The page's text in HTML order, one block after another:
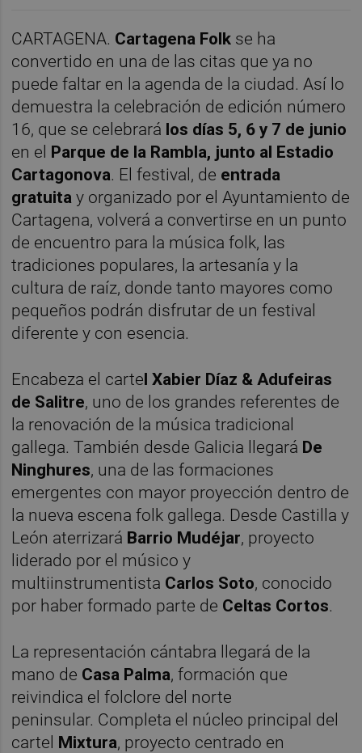
CARTAGENA. Cartagena Folk se ha
convertido en una de las citas que ya no
puede faltar en la agenda de la ciudad. Así lo
demuestra la celebración de edición número
16, que se celebrará los días 5, 6 y 7 de junio
en el Parque de la Rambla, junto al Estadio
Cartagonova. El festival, de entrada
gratuita y organizado por el Ayuntamiento de
Cartagena, volverá a convertirse en un punto
de encuentro para la música folk, las
tradiciones populares, la artesanía y la
cultura de raíz, donde tanto mayores como
pequeños podrán disfrutar de un festival
diferente y con esencia.
Encabeza el cartel Xabier Díaz & Adufeiras
de Salitre, uno de los grandes referentes de
la renovación de la música tradicional
gallega. También desde Galicia llegará De
Ninghures, una de las formaciones
emergentes con mayor proyección dentro de
la nueva escena folk gallega. Desde Castilla y
León aterrizará Barrio Mudéjar, proyecto
liderado por el músico y
multiinstrumentista Carlos Soto, conocido
por haber formado parte de Celtas Cortos.
La representación cántabra llegará de la
mano de Casa Palma, formación que
reivindica el folclore del norte
peninsular. Completa el núcleo principal del
cartel Mixtura, proyecto centrado en